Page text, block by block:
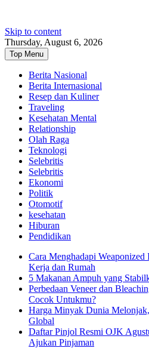
Skip to content
Thursday, August 6, 2026
Top Menu
Berita Nasional
Berita Internasional
Resep dan Kuliner
Traveling
Kesehatan Mental
Relationship
Olah Raga
Teknologi
Selebritis
Selebritis
Ekonomi
Politik
Otomotif
kesehatan
Hiburan
Pendidikan
Cara Menghadapi Weaponized
Kerja dan Rumah
5 Makanan Ampuh yang
Perbedaan Veneer dan
Cocok Untukmu?
Harga Minyak Dunia
Global
Daftar Pinjol Resmi OJK
Ajukan Pinjaman